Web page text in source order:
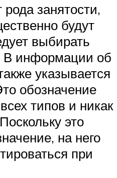
занятости,
будут
выбирать
В информации об
указывается
обозначение
типов и никак
это
на него
при